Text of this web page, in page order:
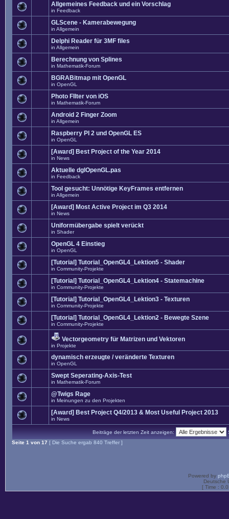
Allgemeines Feedback und ein Vorschlag
in Feedback
GLScene - Kamerabewegung
in Allgemein
Delphi Reader für 3MF files
in Allgemein
Berechnung von Splines
in Mathematik-Forum
BGRABitmap mit OpenGL
in OpenGL
Photo FIlter von iOS
in Mathematik-Forum
Android 2 Finger Zoom
in Allgemein
Raspberry PI 2 und OpenGL ES
in OpenGL
[Award] Best Project of the Year 2014
in News
Aktuelle dglOpenGL.pas
in Feedback
Tool gesucht: Unnötige KeyFrames entfernen
in Allgemein
[Award] Most Active Project im Q3 2014
in News
Uniformübergabe spielt verückt
in Shader
OpenGL 4 Einstieg
in OpenGL
[Tutorial] Tutorial_OpenGL4_Lektion5 - Shader
in Community-Projekte
[Tutorial] Tutorial_OpenGL4_Lektion4 - Statemachine
in Community-Projekte
[Tutorial] Tutorial_OpenGL4_Lektion3 - Texturen
in Community-Projekte
[Tutorial] Tutorial_OpenGL4_Lektion2 - Bewegte Szene
in Community-Projekte
Vectorgeometry für Matrizen und Vektoren
in Projekte
dynamisch erzeugte / veränderte Texturen
in OpenGL
Swept Seperating-Axis-Test
in Mathematik-Forum
@Twigs Rage
in Meinungen zu den Projekten
[Award] Best Project Q4/2013 & Most Useful Project 2013
in News
Beiträge der letzten Zeit anzeigen:
Seite 1 von 17 [ Die Suche ergab 840 Treffer ]
Powered by
Deutsche
[ Time :